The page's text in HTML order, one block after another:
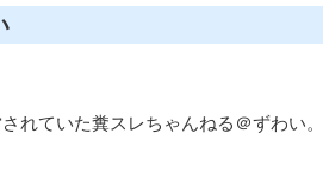
れていた糞スレちゃんねる＠ずわい